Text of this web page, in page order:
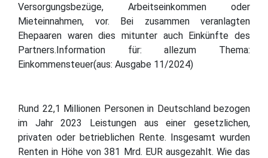
Versorgungsbezüge, Arbeitseinkommen oder
Mieteinnahmen, vor. Bei zusammen veranlagten
Ehepaaren waren dies mitunter auch Einkünfte des
Partners.Information für: allezum Thema:
Einkommensteuer(aus: Ausgabe 11/2024)
Rund 22,1 Millionen Personen in Deutschland bezogen
im Jahr 2023 Leistungen aus einer gesetzlichen,
privaten oder betrieblichen Rente. Insgesamt wurden
Renten in Höhe von 381 Mrd. EUR ausgezahlt. Wie das